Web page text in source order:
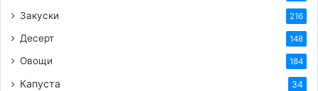
Закуски 216
Десерт 148
Овощи 184
Капуста 34